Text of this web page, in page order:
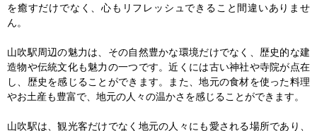
を癒すだけでなく、心もリフレッシュできること間違いありませ
ん。
山吹駅周辺の魅力は、その自然豊かな環境だけでなく、歴史的な建
造物や伝統文化も魅力の一つです。近くには古い神社や寺院が点在
し、歴史を感じることができます。また、地元の食材を使った料理
やお土産も豊富で、地元の人々の温かさを感じることができます。
山吹駅は、観光客だけでなく地元の人々にも愛される場所であり、